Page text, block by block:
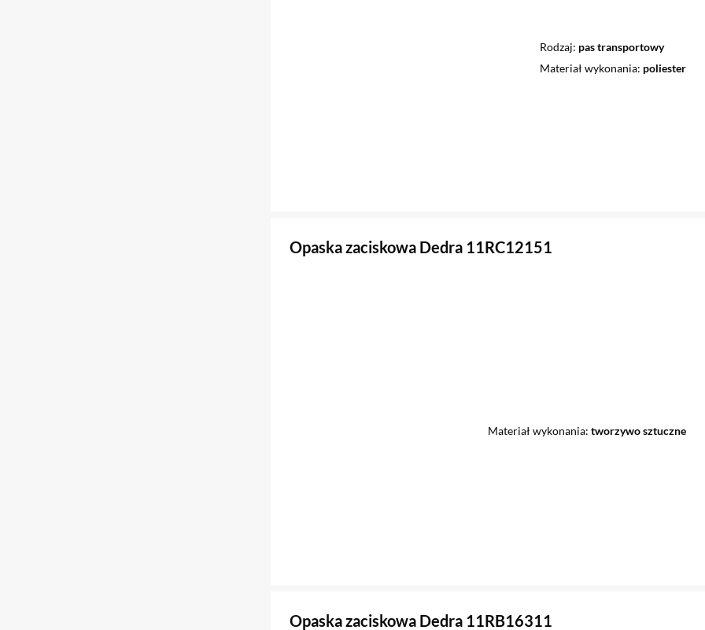
Rodzaj pas transportowy
Materiał wykonania poliester
Opaska zaciskowa Dedra 11RC12151
Materiał wykonania tworzywo sztuczne
Opaska zaciskowa Dedra 11RB16311